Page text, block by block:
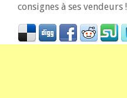
consignes à ses vendeurs !